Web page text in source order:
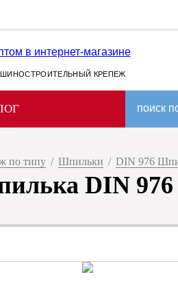
КРЕПЕЖ
поиск
по типу / Шпильки / DIN 976
DIN 976